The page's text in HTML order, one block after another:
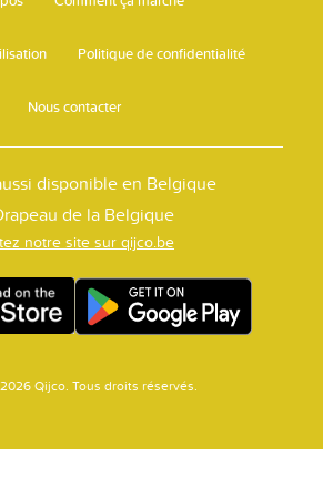
Politique de confidentialité
Nous contacter
disponible en Belgique
notre site sur qijco.be
Qijco. Tous droits réservés.